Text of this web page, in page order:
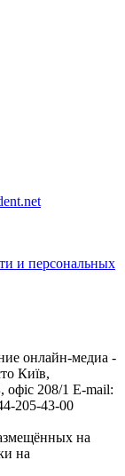
и персональных
онлайн-медиа -
Київ,
208/1 E-mail:
205-43-00
на
на